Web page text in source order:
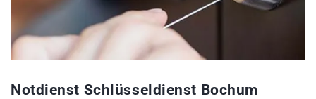
Notdienst Schlüsseldienst Bochum